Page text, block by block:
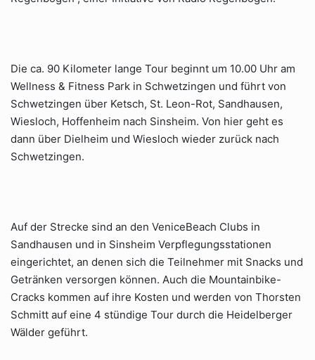
Die ca. 90 Kilometer lange Tour beginnt um 10.00 Uhr am
Wellness & Fitness Park in Schwetzingen und führt von
Schwetzingen über Ketsch, St. Leon-Rot, Sandhausen,
Wiesloch, Hoffenheim nach Sinsheim. Von hier geht es
dann über Dielheim und Wiesloch wieder zurück nach
Schwetzingen.
Auf der Strecke sind an den VeniceBeach Clubs in
Sandhausen und in Sinsheim Verpflegungsstationen
eingerichtet, an denen sich die Teilnehmer mit Snacks und
Getränken versorgen können. Auch die Mountainbike-
Cracks kommen auf ihre Kosten und werden von Thorsten
Schmitt auf eine 4 stündige Tour durch die Heidelberger
Wälder geführt.